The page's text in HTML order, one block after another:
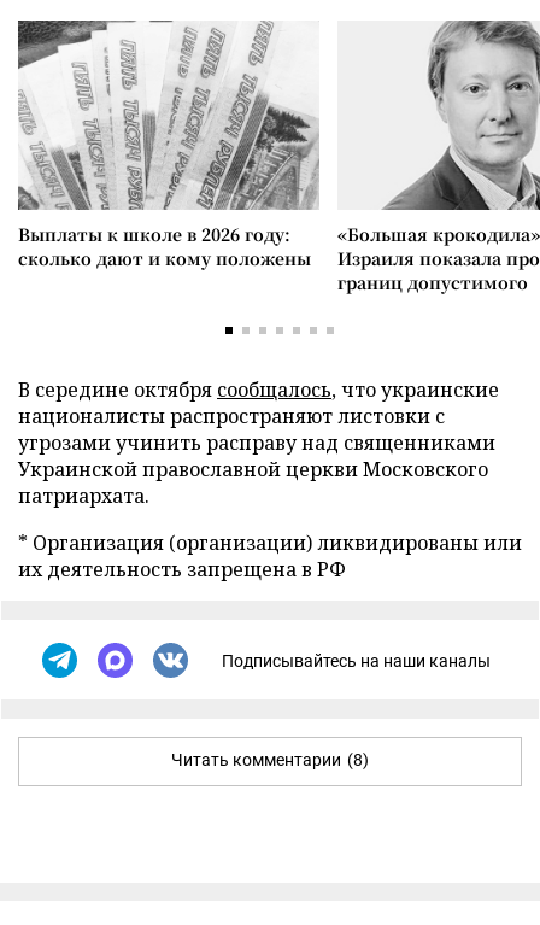
Выплаты к школе в 2026 году:
сколько дают и кому положены
«Большая
Израиля показала
границ допустимого
В середине октября сообщалось, что украинские
националисты распространяют листовки с
угрозами учинить расправу над священниками
Украинской православной церкви Московского
патриархата.
* Организация (организации) ликвидированы или
их деятельность запрещена в РФ
Подписывайтесь на наши каналы
Читать комментарии (8)